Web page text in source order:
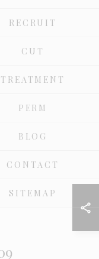
RECRUIT
CUT
TREATMENT
PERM
BLOG
CONTACT
SITEMAP